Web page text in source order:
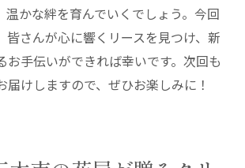
温かな絆を育んでいくでしょう。今回
皆さんが心に響くリースを見つけ、新
お手伝いができれば幸いです。次回も
届けしますので、ぜひお楽しみに！